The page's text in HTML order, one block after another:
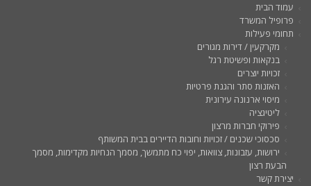
עמוד הבית
פרופיל המשרד
תחומי פעילות
מקרקעין / דירות מגורים
בנקאות ופשיטת רגל
זכויות יוצרים
האזנות סתר והגנת פרטיות
מיסוי ארנונה עירונית
ליטיגציה
פירוקי חברות מרצון
סכסוכי שכנים / זכויות וחובות הדיירים בבית המשותף
ירושות, עזבונות, צוואות, יפוי כח מתמשך, מסמך הנחיות מקדימות, מסמך
הבעת רצון
יצירת קשר